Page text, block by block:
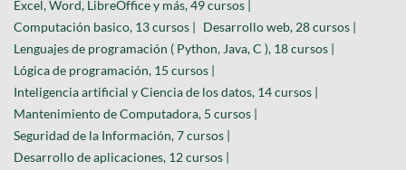
Excel, Word, LibreOffice y más, 49 cursos |
Computación basico, 13 cursos | Desarrollo web, 28 cursos |
Lenguajes de programación ( Python, Java, C ), 18 cursos |
Lógica de programación, 15 cursos |
Inteligencia artificial y Ciencia de los datos, 14 cursos |
Mantenimiento de Computadora, 5 cursos |
Seguridad de la Información, 7 cursos |
Desarrollo de aplicaciones, 12 cursos |